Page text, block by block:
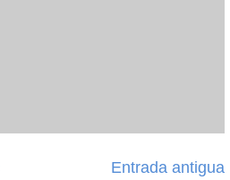
Entrada antigua